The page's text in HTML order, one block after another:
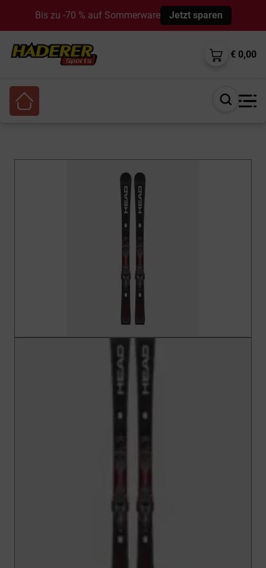
Bis zu -70 % auf Sommerware Jetzt sparen
€ 0,00
Suche